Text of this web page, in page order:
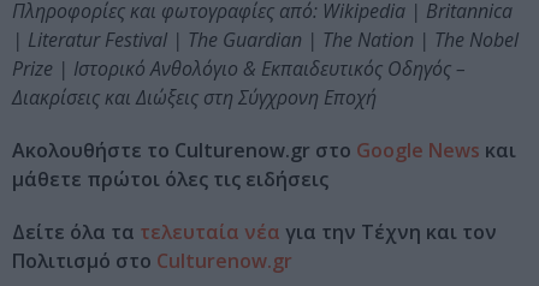
Πληροφορίες και φωτογραφίες από: Wikipedia | Britannica
| Literatur Festival | The Guardian | The Nation | The Nobel
Prize | Ιστορικό Ανθολόγιο & Εκπαιδευτικός Οδηγός –
Διακρίσεις και Διώξεις στη Σύγχρονη Εποχή
Ακολουθήστε το Culturenow.gr στο Google News και
μάθετε πρώτοι όλες τις ειδήσεις
Δείτε όλα τα τελευταία νέα για την Τέχνη και τον
Πολιτισμό στο Culturenow.gr